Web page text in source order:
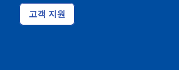
고객 지원